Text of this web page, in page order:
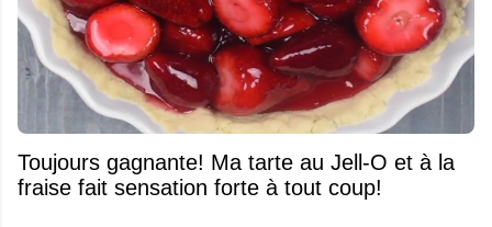
Toujours gagnante! Ma tarte au Jell-O et à la
fraise fait sensation forte à tout coup!